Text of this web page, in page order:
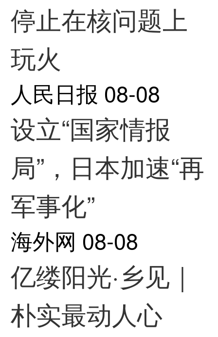
停止在核问题上
玩火
人民日报 08-08
设立“国家情报
局”，日本加速“再
军事化”
海外网 08-08
亿缕阳光·乡见｜
朴实最动人心